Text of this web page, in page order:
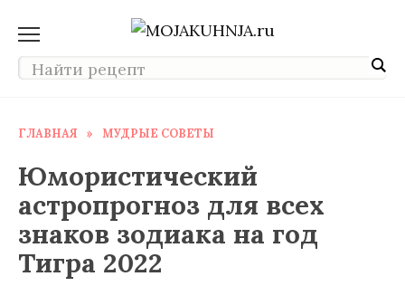
содержанию
ГЛАВНАЯ » МУДРЫЕ СОВЕТЫ
Юмористический
астропрогноз для всех
знаков зодиака на год
Тигра 2022